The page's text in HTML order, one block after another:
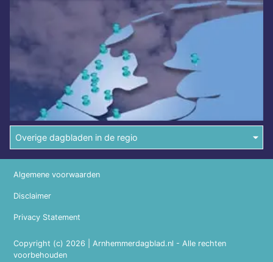
Overige dagbladen in de regio
Copyright (c) 2026 | Arnhemmerdagblad.nl - Alle rechten
voorbehouden
Algemene voorwaarden
Disclaimer
Privacy Statement